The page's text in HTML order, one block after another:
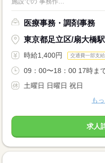
医療事務・調剤事務
東京都足立区/扇大橋駅
時給1,400円 交通費一部支給
09：00〜18：00 17時ま
土曜日 日曜日 祝日
も
求人